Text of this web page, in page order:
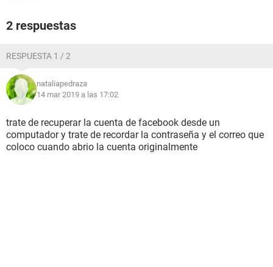
2 respuestas
RESPUESTA 1 / 2
nataliapedraza
14 mar 2019 a las 17:02
trate de recuperar la cuenta de facebook desde un
computador y trate de recordar la contraseña y el correo que
coloco cuando abrio la cuenta originalmente